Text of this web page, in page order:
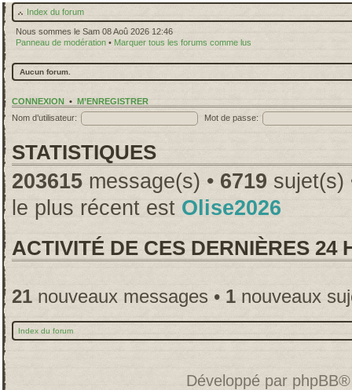
Index du forum
Nous sommes le Sam 08 Aoû 2026 12:46
Panneau de modération • Marquer tous les forums comme lus
Aucun forum.
CONNEXION • M’ENREGISTRER
Nom d’utilisateur:
Mot de passe:
STATISTIQUES
203615 message(s) • 6719 sujet(s)
le plus récent est Olise2026
ACTIVITÉ DE CES DERNIÈRES 24
21 nouveaux messages • 1 nouveaux
Index du forum
Développé par phpBB®